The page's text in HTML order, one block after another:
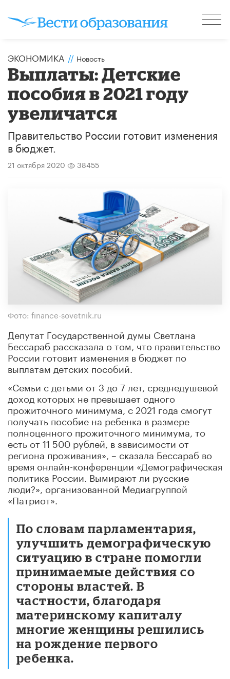
ЭКОНОМИКА // Новость
Выплаты: Детские
пособия в 2021 году
увеличатся
Правительство России готовит изменения
в бюджет.
21 октября 2020 38455
Фото: finance-sovetnik.ru
Депутат Государственной думы Светлана
Бессараб рассказала о том, что правительство
России готовит изменения в бюджет по
выплатам детских пособий.
«Семьи с детьми от 3 до 7 лет, среднедушевой
доход которых не превышает одного
прожиточного минимума, с 2021 года смогут
получать пособие на ребенка в размере
полноценного прожиточного минимума, то
есть от 11 500 рублей, в зависимости от
региона проживания», – сказала Бессараб во
время онлайн-конференции «Демографическая
политика России. Вымирают ли русские
люди?», организованной Медиагруппой
«Патриот».
По словам парламентария,
улучшить демографическую
ситуацию в стране помогли
принимаемые действия со
стороны властей. В
частности, благодаря
материнскому капиталу
многие женщины решились
на рождение первого
ребенка.